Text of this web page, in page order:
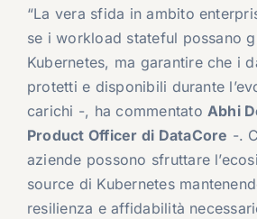
“La vera sfida in ambito
se i workload stateful possano
Kubernetes, ma garantire che i
protetti e disponibili durante
carichi -, ha commentato Abhi
Product Officer di DataCore -.
aziende possono sfruttare
source di Kubernetes
resilienza e affidabilità